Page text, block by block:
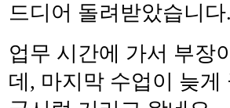
드디어 돌려받았습니다.
업무 시간에 가서 부장
데, 마지막 수업이 늦